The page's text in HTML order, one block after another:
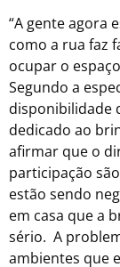
“A gente agora
como a rua faz
ocupar o
Segundo a
disponibilidade
dedicado ao
afirmar que o
participação
estão sendo
em casa que a
sério. A
ambientes que